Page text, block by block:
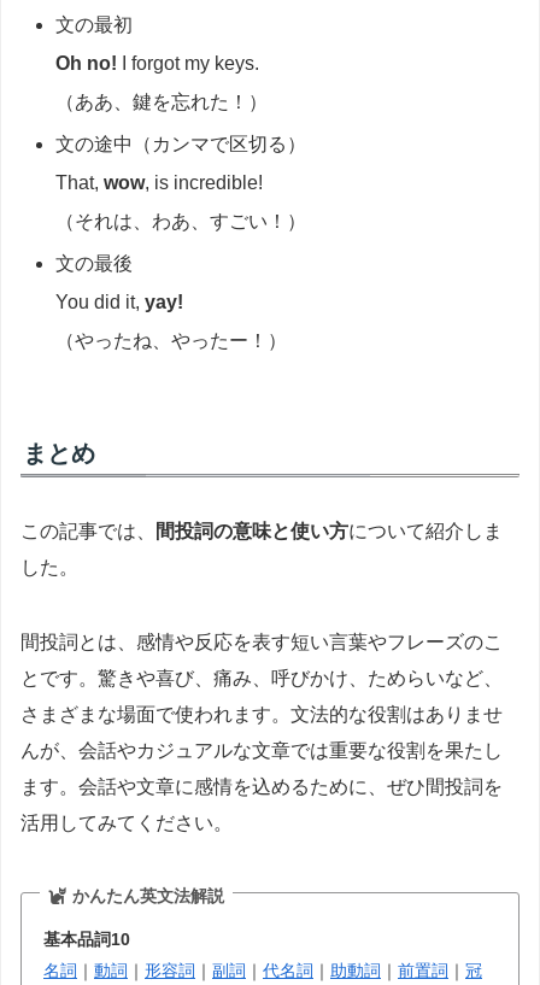
文の最初
Oh no! I forgot my keys.
（ああ、鍵を忘れた！）
文の途中（カンマで区切る）
That,wow, is incredible!
（それは、わあ、すごい！）
文の最後
You did it,yay!
（やったね、やったー！）
まとめ
この記事では、 間投詞の意味と使い方について紹介しま
した。
間投詞とは、感情や反応を表す短い言葉やフレーズのこ
とです。驚きや喜び、痛み、呼びかけ、ためらいなど、
さまざまな場面で使われます。文法的な役割はありませ
んが、会話やカジュアルな文章では重要な役割を果たし
ます。会話や文章に感情を込めるために、ぜひ間投詞を
活用してみてください。
かんたん英文法解説
基本品詞10
名詞 ｜ 動詞 ｜ 形容詞 ｜ 副詞 ｜ 代名詞 ｜ 助動詞 ｜ 前置詞 ｜ 冠